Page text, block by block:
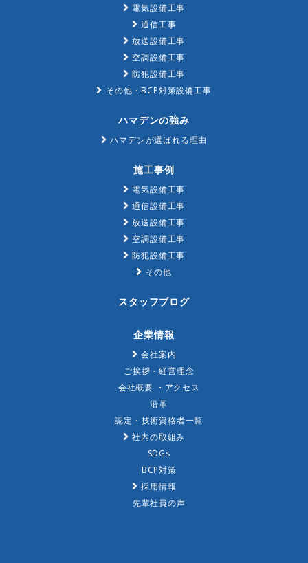
電気設備工事
通信工事
放送設備工事
空調設備工事
防犯設備工事
その他・BCP対策設備工事
ハマデンの強み
ハマデンが選ばれる理由
施工事例
電気設備工事
通信設備工事
放送設備工事
空調設備工事
防犯設備工事
その他
スタッフブログ
企業情報
会社案内
ご挨拶・経営理念
会社概要 ・アクセス
沿革
認定・技術資格者一覧
社内の取組み
SDGs
BCP対策
採用情報
先輩社員の声